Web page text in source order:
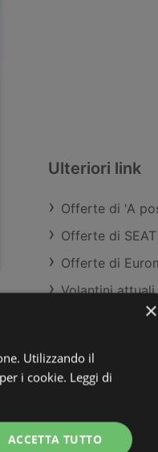
Ulteriori link
Offerte di 'A
Offerte di SEAT
Offerte di
Volantini
Volantini
Volantini
Volantini attuali
Volantini
×
Utilizzando il
i cookie. Leggi di
ACCETTA TUTTO